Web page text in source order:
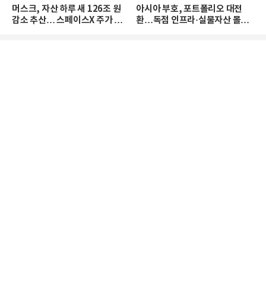
머스크, 자산 하루 새 126조 원
감소 추산… 스페이스X 주가 하
아시아 부호, 포트폴리오 대전
환…독점 인프라·실물자산 몰린